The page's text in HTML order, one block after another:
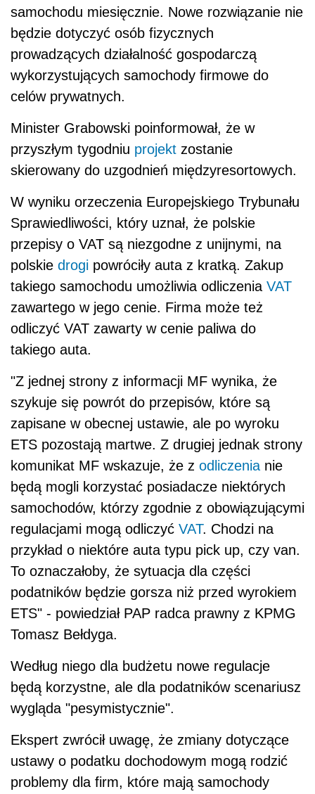
samochodu miesięcznie. Nowe rozwiązanie nie
będzie dotyczyć osób fizycznych
prowadzących działalność gospodarczą
wykorzystujących samochody firmowe do
celów prywatnych.
Minister Grabowski poinformował, że w
przyszłym tygodniu projekt zostanie
skierowany do uzgodnień międzyresortowych.
W wyniku orzeczenia Europejskiego Trybunału
Sprawiedliwości, który uznał, że polskie
przepisy o VAT są niezgodne z unijnymi, na
polskie drogi powróciły auta z kratką. Zakup
takiego samochodu umożliwia odliczenia VAT
zawartego w jego cenie. Firma może też
odliczyć VAT zawarty w cenie paliwa do
takiego auta.
"Z jednej strony z informacji MF wynika, że
szykuje się powrót do przepisów, które są
zapisane w obecnej ustawie, ale po wyroku
ETS pozostają martwe. Z drugiej jednak strony
komunikat MF wskazuje, że z odliczenianie
będą mogli korzystać posiadacze niektórych
samochodów, którzy zgodnie z obowiązującymi
regulacjami mogą odliczyć VAT. Chodzi na
przykład o niektóre auta typu pick up, czy van.
To oznaczałoby, że sytuacja dla części
podatników będzie gorsza niż przed wyrokiem
ETS" - powiedział PAP radca prawny z KPMG
Tomasz Bełdyga.
Według niego dla budżetu nowe regulacje
będą korzystne, ale dla podatników scenariusz
wygląda "pesymistycznie".
Ekspert zwrócił uwagę, że zmiany dotyczące
ustawy o podatku dochodowym mogą rodzić
problemy dla firm, które mają samochody